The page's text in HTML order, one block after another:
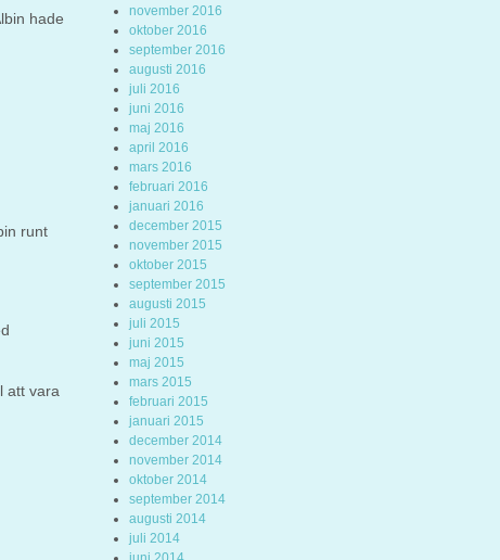
hade
runt
att vara
november 2016
oktober 2016
september 2016
augusti 2016
juli 2016
juni 2016
maj 2016
april 2016
mars 2016
februari 2016
januari 2016
december 2015
november 2015
oktober 2015
september 2015
augusti 2015
juli 2015
juni 2015
maj 2015
mars 2015
februari 2015
januari 2015
december 2014
november 2014
oktober 2014
september 2014
augusti 2014
juli 2014